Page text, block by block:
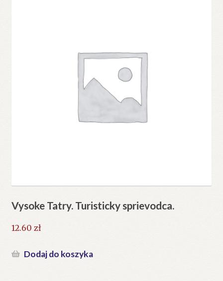
Vysoke Tatry. Turisticky sprievodca.
12.60 zł
Dodaj do koszyka